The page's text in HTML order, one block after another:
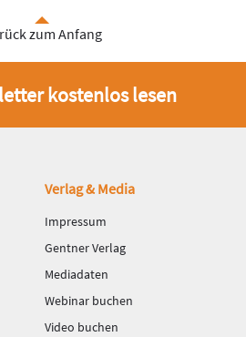
zum Anfang
kostenlos lesen
Verlag & Media
Impressum
Gentner Verlag
Mediadaten
Webinar buchen
Video buchen